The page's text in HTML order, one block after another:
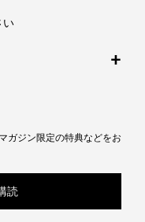
い
ガジン限定の特典などをお
読